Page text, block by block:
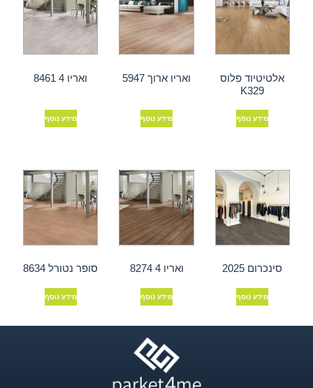
אלטיטיוד פלוס
K329
מידע נוסף
ואריו ארוך 5947
מידע נוסף
ואריו 4 8461
מידע נוסף
סינכרום 2025
מידע נוסף
ואריו 4 8274
מידע נוסף
סופר נטורל 8634
מידע נוסף